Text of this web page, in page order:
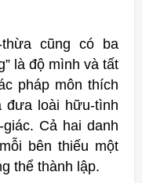
cũng có ba
là độ mình và tất
pháp môn thích
đưa loài hữu-tình
Cả hai danh
bên thiếu một
thể thành lập.